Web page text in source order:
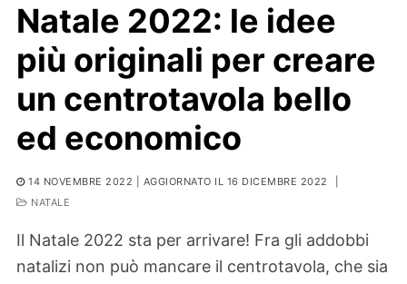
Natale 2022: le idee
più originali per creare
un centrotavola bello
ed economico
14 NOVEMBRE 2022 | AGGIORNATO IL 16 DICEMBRE 2022
NATALE
Il Natale 2022 sta per arrivare! Fra gli addobbi
natalizi non può mancare il centrotavola, che sia